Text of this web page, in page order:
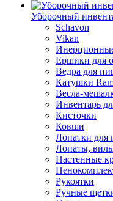
Уборочный
Schavon
Vikan
Ершики для
Ведра для
Катушки
Весла-
Инвентарь
Кисточки
Ковши
Лопатки
Лопаты,
Настенные
Рукоятки
Ручные